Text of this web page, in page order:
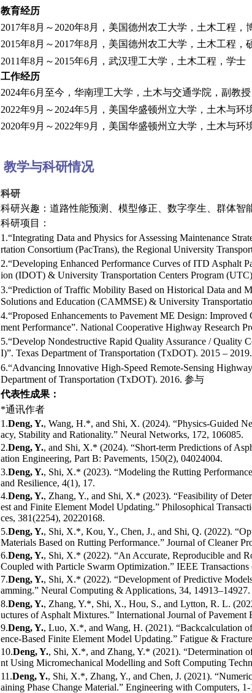
教育经历
2017年8月～ 2020年8月，美国德州农工大学，土
2015年8月～ 2017年8月，美国德州农工大学，土
2011年8月～ 2015年6月，武汉理工大学，土木工程，学
工作经历
2024年6月至今，华南理工大学，土木与交通
2022年9月～ 2024年5月，美国华盛顿州立大学，土木与环
2020年9月～ 2022年9月，美国华盛顿州立大学，土木与环
教学与科研情况
科研
科研兴趣：道路性能预测、模型修正、数字孪
科研项目：
1.“Integrating Data and Physics for Assessing Maintenance
rtation Consortium (PacTrans), the Regional University
2.“Developing Enhanced Performance Curves of ITD Asphalt
ion (IDOT) & University Transportation Centers Program
3.“Prediction of Traffic Mobility Based on Historical Data and
Solutions and Education (CAMMSE) & University
4.“Proposed Enhancements to Pavement ME Design:
ment Performance”. National Cooperative Highway Research
5.“Develop Nondestructive Rapid Quality Assurance / Quality
I)”. Texas Department of Transportation (TxDOT). 2015 – 2019.
6.“Advancing Innovative High-Speed Remote-Sensing
Department of Transportation (TxDOT). 2016. 参与
代表性成果：
*通讯作者
1.Deng, Y., Wang, H.*, and Shi, X. (2024). “Physics-Guided
acy, Stability and Rationality.” Neural Networks, 172, 106085.
2.Deng, Y., and Shi, X.* (2024). “Short-term Predictions of
ation Engineering, Part B: Pavements, 150(2), 04024004.
3.Deng, Y., Shi, X.* (2023). “Modeling the Rutting
and Resilience, 4(1), 17.
4.Deng, Y., Zhang, Y., and Shi, X.* (2023). “Feasibility of
est and Finite Element Model Updating.” Philosophical
ces, 381(2254), 20220168.
5.Deng, Y., Shi, X.*, Kou, Y., Chen, J., and Shi, Q. (2022).
Materials Based on Rutting Performance.” Journal of Cleaner
6.Deng, Y., Shi, X.* (2022). “An Accurate, Reproducible and
Coupled with Particle Swarm Optimization.” IEEE
7.Deng, Y., Shi, X.* (2022). “Development of Predictive
amming.” Neural Computing & Applications, 34, 14913–14927.
8.Deng, Y., Zhang, Y.*, Shi, X., Hou, S., and Lytton, R. L.
uctures of Asphalt Mixtures.” International Journal of Pavement
9.Deng, Y., Luo, X.*, and Wang, H. (2021). “Backcalculation
ence-Based Finite Element Model Updating.” Fatigue &
10.Deng, Y., Shi, X.*, and Zhang, Y.* (2021). “Determination
nt Using Micromechanical Modelling and Soft Computing
11.Deng, Y., Shi, X.*, Zhang, Y., and Chen, J. (2021).
aining Phase Change Material.” Engineering with Computers, 1-